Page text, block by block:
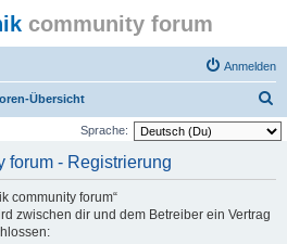
community forum
Anmelden
Übersicht
u
Sprache:
forum - Registrierung
community forum“
zwischen dir und dem Betreiber ein Vertrag